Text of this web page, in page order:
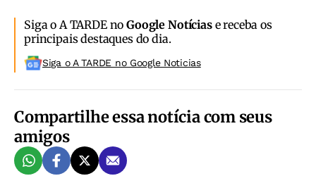
Siga o A TARDE noGoogle Notíciase receba os
principais destaques do dia.
Siga o A TARDE no Google Noticias
Compartilhe essa notícia com seus
amigos